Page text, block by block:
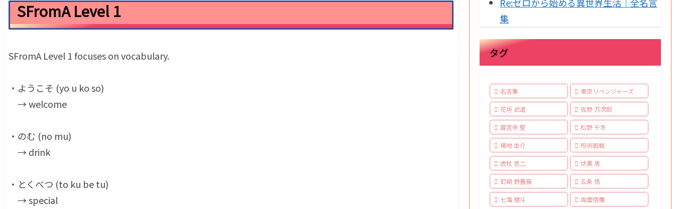
SFromA Level 1
SFromA Level 1 focuses on vocabulary.
・ようこそ (yo u ko so)
→ welcome
・のむ (no mu)
→ drink
・とくべつ (to ku be tu)
→ special
集
タグ
名言集 東京リベンジャーズ
花垣 武道 佐野 万次郎
龍宮寺 堅 松野 千冬
場地 圭介 呪術廻戦
虎杖 悠二 伏黒 恵
釘崎 野薔薇 五条 悟
七海 健斗 両面宿儺